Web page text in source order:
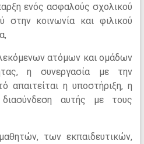
ενός ασφαλούς σχολικού
στην κοινωνία και φιλικού
ατόμων και ομάδων
η συνεργασία με την
απαιτείται η υποστήριξη, η
αυτής με τους
των εκπαιδευτικών,